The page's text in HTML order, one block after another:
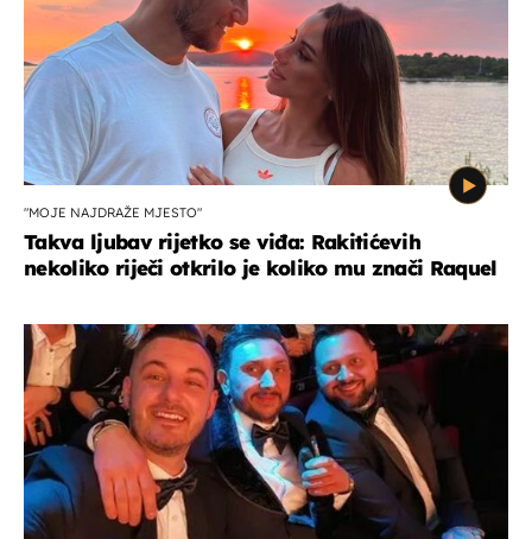
"MOJE NAJDRAŽE MJESTO"
Takva ljubav rijetko se viđa: Rakitićevih
nekoliko riječi otkrilo je koliko mu znači Raquel